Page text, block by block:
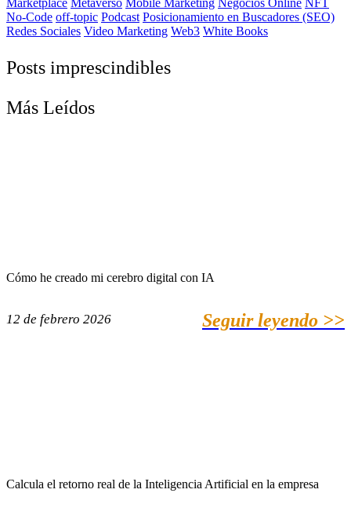
Marketplace Metaverso Mobile Marketing Negocios Online NFT
No-Code off-topic Podcast Posicionamiento en Buscadores (SEO)
Redes Sociales Video Marketing Web3 White Books
Posts imprescindibles
Más Leídos
Cómo he creado mi cerebro digital con IA
12 de febrero 2026 Seguir leyendo >>
Calcula el retorno real de la Inteligencia Artificial en la empresa